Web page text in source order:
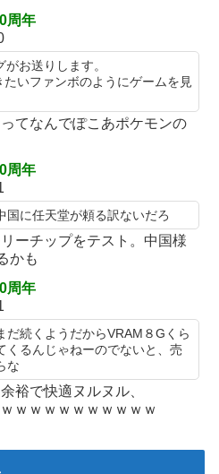
議電話殺到…職員「業務になりま
るのは暇人です」→ネット民、一
ｗｗ
戦後の日本人の特別な生き様に各
生き方がガチでオススメな理由を
人生を変えるために「プログラミ
ｗｗｗｗ
特番にて「スマスロ リコリス・
掴まえろ”&”姫蒲を倒せ！”が公
8話 感想 討伐じゃなくて生態系破
世界最強になりました】
、大丈夫かこれ…
プをテスト。中国様が任天堂も助
見上げ 他
他
つまらない』と叩かれだすｗｗｗ
ｗｗｗｗｗｗｗｗｗｗｗｗｗｗｗ
ムーズに無銭飲食してしまうｗｗ
初の弾道ミサイルを発射か？！
会会場
カップに健康的な体！エ□い！乳
笑
メリカから！沖縄を取り戻す！」
気じゃない」 裁判官「裁判で土下
な」
下がるから当たり引かないとブレ
所で豚汁はムスリルの配慮で止め
周年
お送りします。
いファンボのようにゲームを見
てなんでぽこあポケモンの
周年
国に任天堂が頼る訳ないだろ
ーチップをテスト。中国様
かも
周年
だ続くようだからVRAM８Gくら
くるんじゃねーのでないと、売
な
裕で快適ヌルヌル、
ｗｗｗｗｗｗｗｗｗｗ